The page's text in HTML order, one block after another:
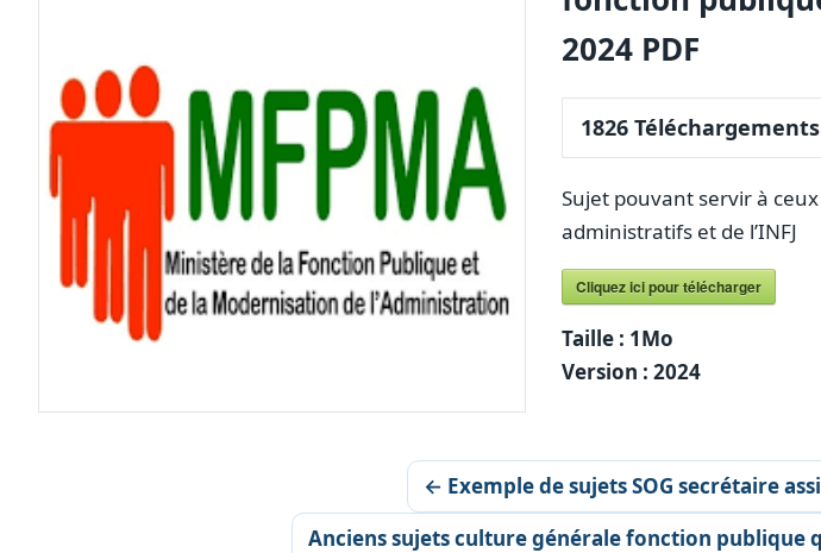
2024 PDF
1826 Téléchargements
Sujet pouvant servir à
administratifs et de l’INFJ
Cliquez ici pour télécharger
Taille : 1Mo
Version :2024
← Exemple de sujets SOG secrétaire
Anciens sujets culture générale fonction publique